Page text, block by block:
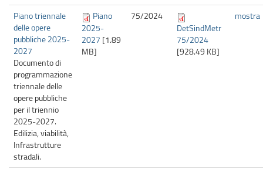
Piano triennale
delle opere
pubbliche 2025-
2027
Documento di
programmazione
triennale delle
opere pubbliche
per il triennio
2025-2027.
Edilizia, viabilità,
Infrastrutture
stradali.
Piano
2025-
2027 [1.89
MB]
75/2024
DetSindMetr
75/2024
[928.49 KB]
mostra